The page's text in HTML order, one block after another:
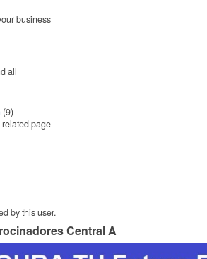
business
all
(9)
page
by this user.
Central A